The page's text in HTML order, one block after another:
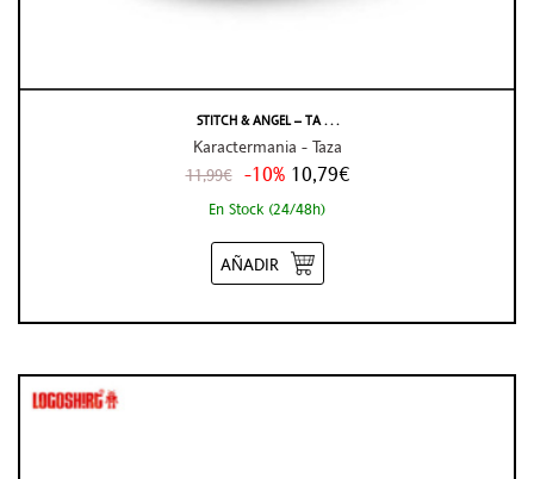
STITCH & ANGEL – TA . . .
Karactermania - Taza
11,99€ -10% 10,79€
En Stock (24/48h)
AÑADIR